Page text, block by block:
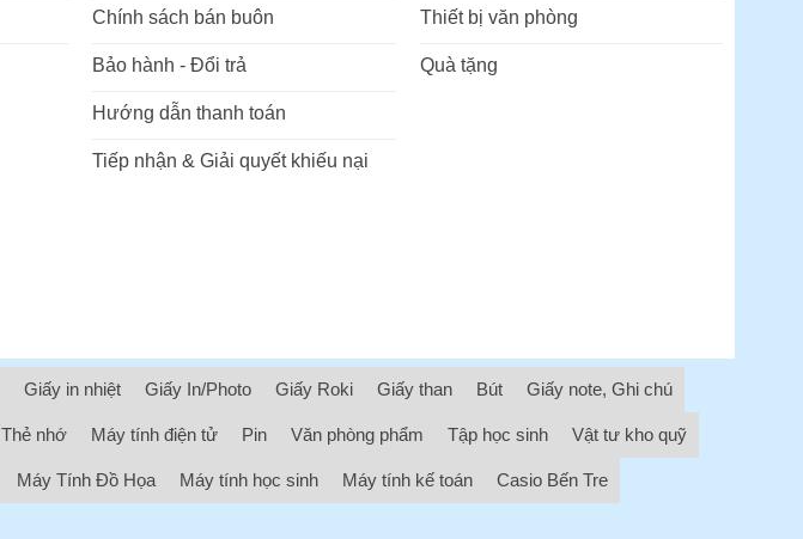
Chính sách bán buôn
Bảo hành - Đổi trả
Hướng dẫn thanh toán
Tiếp nhận & Giải quyết khiếu nại
Thiết bị văn phòng
Quà tặng
Giấy in nhiệt Giấy In/Photo Giấy Roki Giấy than Bút Giấy note, Ghi chú
Thẻ nhớ Máy tính điện tử Pin Văn phòng phẩm Tập học sinh Vật tư kho quỹ
Máy Tính Đồ Họa Máy tính học sinh Máy tính kế toán Casio Bến Tre